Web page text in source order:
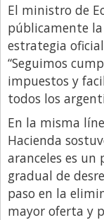
El ministro de
públicamente
estrategia
“Seguimos
impuestos y
todos los
En la misma
Hacienda
aranceles es un
gradual de
paso en la
mayor oferta y